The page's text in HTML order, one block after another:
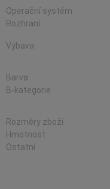
Operační systém
Rozhraní
Výbava
Barva
B-kategorie
Rozměry zboží
Hmotnost
Ostatní